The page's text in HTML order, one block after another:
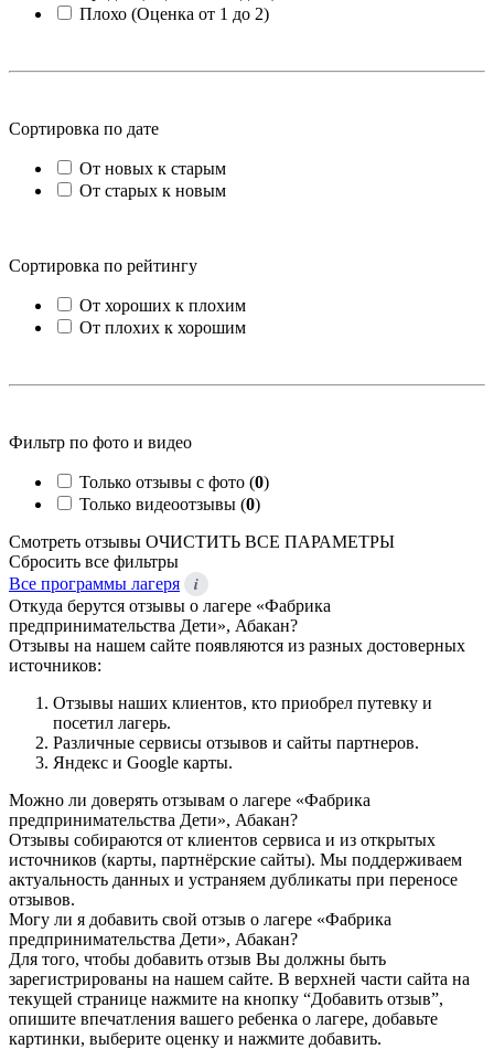
Плохо (Оценка от 1 до 2)
Сортировка по дате
От новых к старым
От старых к новым
Сортировка по рейтингу
От хороших к плохим
От плохих к хорошим
Фильтр по фото и видео
Только отзывы с фото (0)
Только видеоотзывы (0)
Смотреть отзывы ОЧИСТИТЬ ВСЕ ПАРАМЕТРЫ
Сбросить все фильтры
Все программы лагеря
i
Откуда берутся отзывы о лагере «Фабрика
предпринимательства Дети», Абакан?
Отзывы на нашем сайте появляются из разных достоверных
источников:
Отзывы наших клиентов, кто приобрел путевку и
посетил лагерь.
Различные сервисы отзывов и сайты партнеров.
Яндекс и Google карты.
Можно ли доверять отзывам о лагере «Фабрика
предпринимательства Дети», Абакан?
Отзывы собираются от клиентов сервиса и из открытых
источников (карты, партнёрские сайты). Мы поддерживаем
актуальность данных и устраняем дубликаты при переносе
отзывов.
Могу ли я добавить свой отзыв о лагере «Фабрика
предпринимательства Дети», Абакан?
Для того, чтобы добавить отзыв Вы должны быть
зарегистрированы на нашем сайте. В верхней части сайта на
текущей странице нажмите на кнопку “Добавить отзыв”,
опишите впечатления вашего ребенка о лагере, добавьте
картинки, выберите оценку и нажмите добавить.